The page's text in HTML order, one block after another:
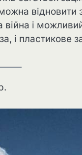
відновити
війна і
і пластикове